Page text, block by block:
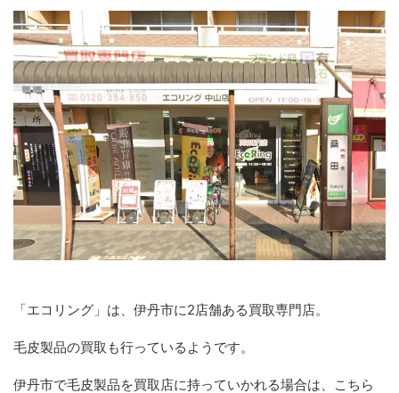
「エコリング」は、伊丹市に2店舗ある買取専門店。
毛皮製品の買取も行っているようです。
伊丹市で毛皮製品を買取店に持っていかれる場合は、こちら